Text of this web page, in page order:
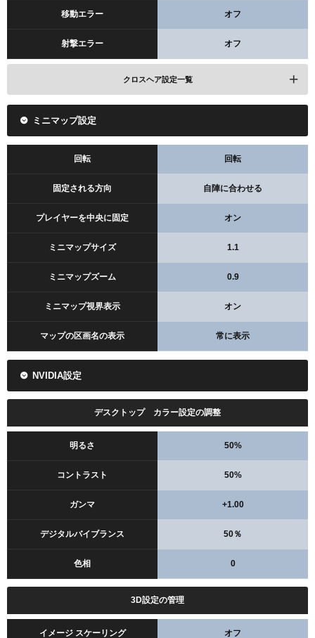
移動エラー オフ
射撃エラー オフ
クロスヘア設定一覧
1
オン
クロスヘアの色
輪郭 オフ
ミニマップ設定
回転 回転
固定される方向 自陣に合わせる
プレイヤーを中央に固定 オン
ミニマップサイズ 1.1
ミニマップズーム 0.9
ミニマップ視界表示 オン
マップの区画名の表示 常に表示
NVIDIA設定
デスクトップ カラー設定の調整
明るさ 50%
コントラスト 50%
ガンマ +1.00
デジタルバイブランス 50％
色相 0
3D設定の管理
イメージ スケーリング オフ